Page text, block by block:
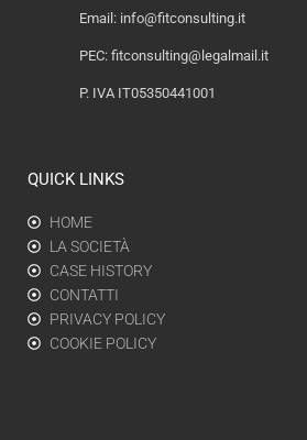
Email: info@fitconsulting.it
PEC: fitconsulting@legalmail.it
P. IVA IT05350441001
QUICK LINKS
HOME
LA SOCIETÀ
CASE HISTORY
CONTATTI
PRIVACY POLICY
COOKIE POLICY